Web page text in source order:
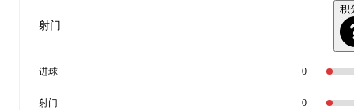
射门
积
进球 0
射门 0